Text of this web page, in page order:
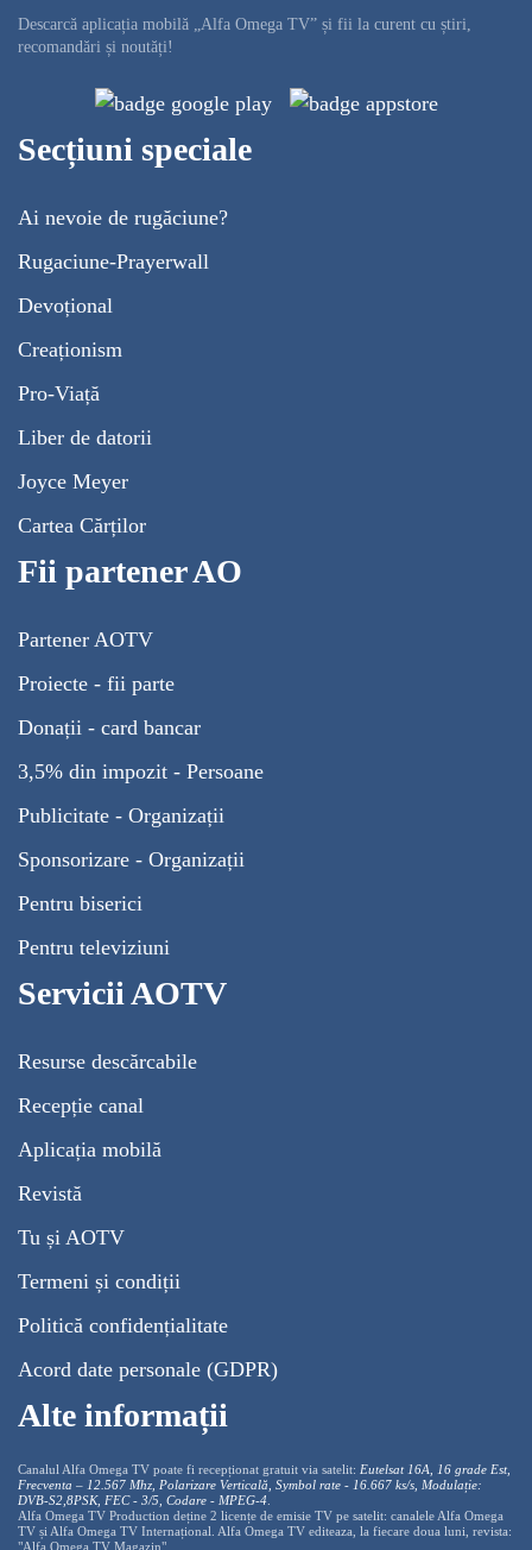
Descarcă aplicația mobilă „Alfa Omega TV” și fii la curent cu știri,
recomandări și noutăți!
Secțiuni speciale
Ai nevoie de rugăciune?
Rugaciune-Prayerwall
Devoțional
Creaționism
Pro-Viață
Liber de datorii
Joyce Meyer
Cartea Cărților
Fii partener AO
Partener AOTV
Proiecte - fii parte
Donații - card bancar
3,5% din impozit - Persoane
Publicitate - Organizații
Sponsorizare - Organizații
Pentru biserici
Pentru televiziuni
Servicii AOTV
Resurse descărcabile
Recepție canal
Aplicația mobilă
Revistă
Tu și AOTV
Termeni și condiții
Politică confidențialitate
Acord date personale (GDPR)
Alte informații
Canalul Alfa Omega TV poate fi recepționat gratuit via satelit: Eutelsat 16A, 16 grade Est,
Frecventa – 12.567 Mhz, Polarizare Verticală, Symbol rate - 16.667 ks/s, Modulație:
DVB-S2,8PSK, FEC - 3/5, Codare - MPEG-4
Alfa Omega TV Production deține 2 licențe de emisie TV pe satelit: canalele Alfa Omega
TV și Alfa Omega TV Internațional. Alfa Omega TV editeaza, la fiecare doua luni, revista:
"Alfa Omega TV Magazin".